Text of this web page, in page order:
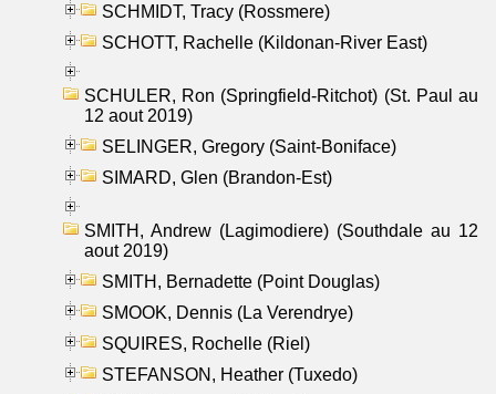
SCHMIDT, Tracy (Rossmere)
SCHOTT, Rachelle (Kildonan-River East)
SCHULER, Ron (Springfield-Ritchot) (St. Paul au
12 aout 2019)
SELINGER, Gregory (Saint-Boniface)
SIMARD, Glen (Brandon-Est)
SMITH, Andrew (Lagimodiere) (Southdale au 12
aout 2019)
SMITH, Bernadette (Point Douglas)
SMOOK, Dennis (La Verendrye)
SQUIRES, Rochelle (Riel)
STEFANSON, Heather (Tuxedo)